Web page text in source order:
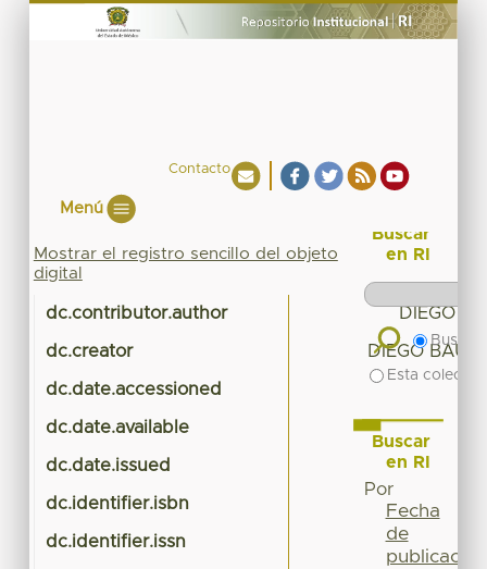
Contacto
Menú
Mostrar el registro sencillo del objeto
digital
dc.contributor.author DIEGO
dc.creator DIEGO
dc.date.accessioned
dc.date.available
dc.date.issued
dc.identifier.isbn
dc.identifier.issn
Buscar
en RI
Buscar
Esta
Buscar
en RI
Por
Fecha
de
publicación